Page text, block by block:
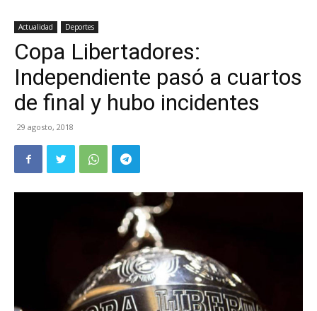
Actualidad Deportes
Copa Libertadores:
Independiente pasó a cuartos
de final y hubo incidentes
29 agosto, 2018